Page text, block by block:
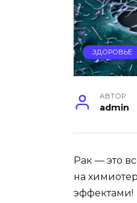
ЗДОРОВЬЕ
АВТОР
admin
Рак — это
на
эффектами!